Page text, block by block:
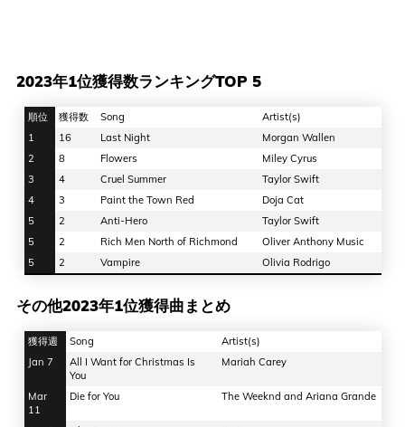
2023年1位獲得数ランキングTOP 5
順位 獲得数 Song
Artist(s)
1
16 Last Night
Morgan Wallen
2
8 Flowers
Miley Cyrus
3
4 Cruel Summer
Taylor Swift
4
3 Paint the Town Red
Doja Cat
5
2 Anti-Hero
Taylor Swift
5
2 Rich Men North of Richmond
Oliver Anthony Music
5
2 Vampire Olivia Rodrigo
その他2023年1位獲得曲まとめ
獲得週 Song
Artist(s)
Jan 7
All I Want for Christmas Is
You
Mariah Carey
Mar
11
Die for You The Weeknd and Ariana Grande